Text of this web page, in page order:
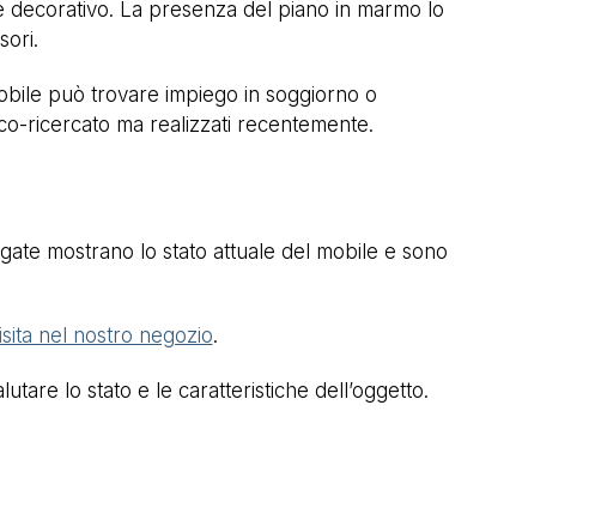
La presenza del piano in marmo lo
può trovare impiego in soggiorno o
ricercato ma realizzati recentemente.
mostrano lo stato attuale del mobile e sono
nel nostro negozio.
lo stato e le caratteristiche dell’oggetto.